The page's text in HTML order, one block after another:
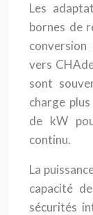
Les
bornes de
vers
sont
charge
de kW
continu.
La
capacité
sécurités